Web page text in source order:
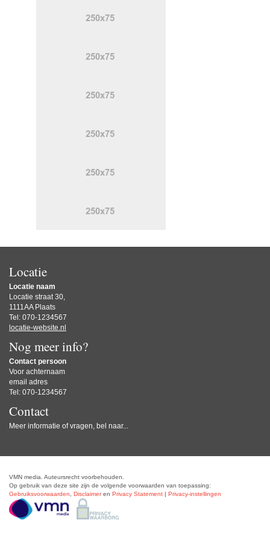
Locatie
Locatie naam
Locatie straat 30,
1111AA Plaats
Tel: 070-1234567
locatie-website.nl
Nog meer info?
Contact persoon
Voor achternaam
email adres
Tel: 070-1234567
Contact
Meer informatie of vragen, bel naar...
VMN media. Auteursrecht voorbehouden.
Op gebruik van deze site zijn de volgende voorwaarden van toepassing:
Gebruiksvoorwaarden
Disclaimeren Privacy Statement | Privacy-instellingen